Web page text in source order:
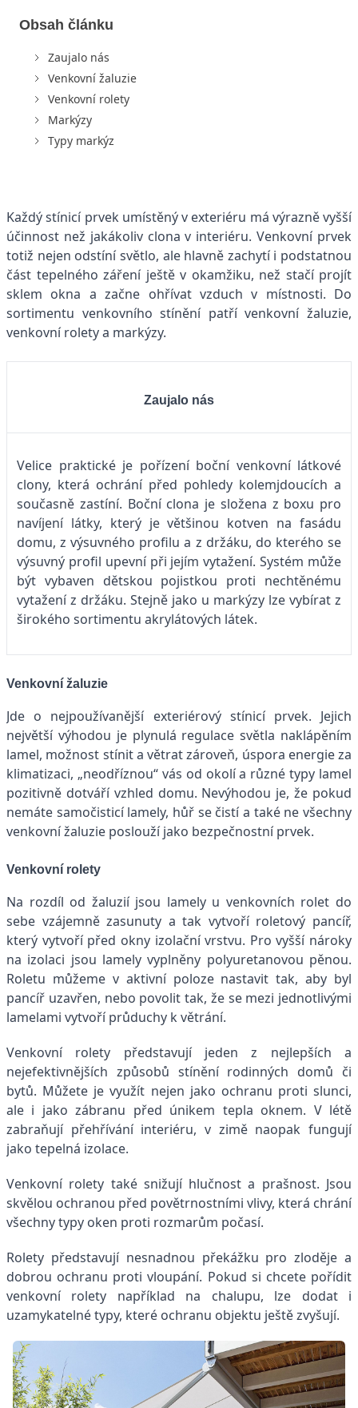
Obsah článku
Zaujalo nás
Venkovní žaluzie
Venkovní rolety
Markýzy
Typy markýz
Každý stínicí prvek umístěný v exteriéru má výrazně vyšší
účinnost než jakákoliv clona v interiéru. Venkovní prvek
totiž nejen odstíní světlo, ale hlavně zachytí i podstatnou
část tepelného záření ještě v okamžiku, než stačí projít
sklem okna a začne ohřívat vzduch v místnosti. Do
sortimentu venkovního stínění patří venkovní žaluzie,
venkovní rolety a markýzy.
Zaujalo nás
Velice praktické je pořízení boční venkovní látkové
clony, která ochrání před pohledy kolemjdoucích a
současně zastíní. Boční clona je složena z boxu pro
navíjení látky, který je většinou kotven na fasádu
domu, z výsuvného profilu a z držáku, do kterého se
výsuvný profil upevní při jejím vytažení. Systém může
být vybaven dětskou pojistkou proti nechtěnému
vytažení z držáku. Stejně jako u markýzy lze vybírat z
širokého sortimentu akrylátových látek.
Venkovní žaluzie
Jde o nejpoužívanější exteriérový stínicí prvek. Jejich
největší výhodou je plynulá regulace světla naklápěním
lamel, možnost stínit a větrat zároveň, úspora energie za
klimatizaci, „neodříznou“ vás od okolí a různé typy lamel
pozitivně dotváří vzhled domu. Nevýhodou je, že pokud
nemáte samočisticí lamely, hůř se čistí a také ne všechny
venkovní žaluzie poslouží jako bezpečnostní prvek.
Venkovní rolety
Na rozdíl od žaluzií jsou lamely u venkovních rolet do
sebe vzájemně zasunuty a tak vytvoří roletový pancíř,
který vytvoří před okny izolační vrstvu. Pro vyšší nároky
na izolaci jsou lamely vyplněny polyuretanovou pěnou.
Roletu můžeme v aktivní poloze nastavit tak, aby byl
pancíř uzavřen, nebo povolit tak, že se mezi jednotlivými
lamelami vytvoří průduchy k větrání.
Venkovní rolety představují jeden z nejlepších a
nejefektivnějších způsobů stínění rodinných domů či
bytů. Můžete je využít nejen jako ochranu proti slunci,
ale i jako zábranu před únikem tepla oknem. V létě
zabraňují přehřívání interiéru, v zimě naopak fungují
jako tepelná izolace.
Venkovní rolety také snižují hlučnost a prašnost. Jsou
skvělou ochranou před povětrnostními vlivy, která chrání
všechny typy oken proti rozmarům počasí.
Rolety představují nesnadnou překážku pro zloděje a
dobrou ochranu proti vloupání. Pokud si chcete pořídit
venkovní rolety například na chalupu, lze dodat i
uzamykatelné typy, které ochranu objektu ještě zvyšují.